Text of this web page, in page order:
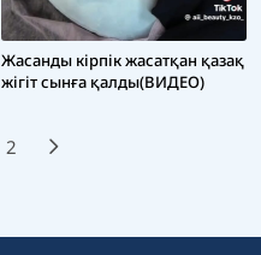
Жасанды кірпік жасатқан қазақ
жігіт сынға қалды(ВИДЕО)
2